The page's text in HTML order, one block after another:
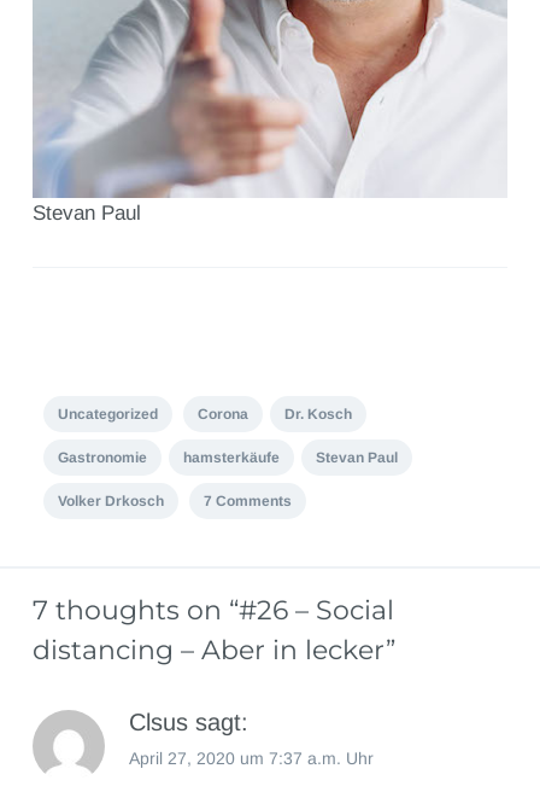
Stevan Paul
Uncategorized Corona Dr. Kosch
Gastronomie hamsterkäufe Stevan Paul
Volker Drkosch 7 Comments
7 thoughts on “#26 – Social
distancing – Aber in lecker”
Clsus sagt:
April 27, 2020 um 7:37 a.m. Uhr